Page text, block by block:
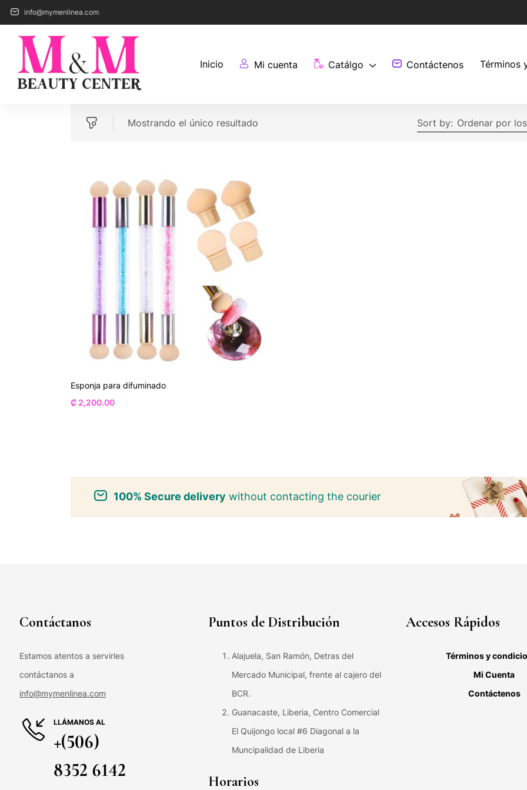
info@mymenlinea.com
Inicio Mi cuenta Catálgo Contáctenos Términos
Mostrando el único resultado Sort by: Ordenar por
Esponja para difuminado
₡ 2,200.00
100% Secure delivery without contacting the courier
Contáctanos
Estamos atentos a servirles
contáctanos a
info@mymenlinea.com
LLÁMANOS AL
+(506)
8352 6142
Puntos de Distribución
Alajuela, San Ramón, Detras del
Mercado Municipal, frente al cajero del
BCR.
Guanacaste, Liberia, Centro Comercial
El Quijongo local #6 Diagonal a la
Muncipalidad de Liberia
Horarios
Accesos Rápidos
Términos y
Mi Cuenta
Contáctenos